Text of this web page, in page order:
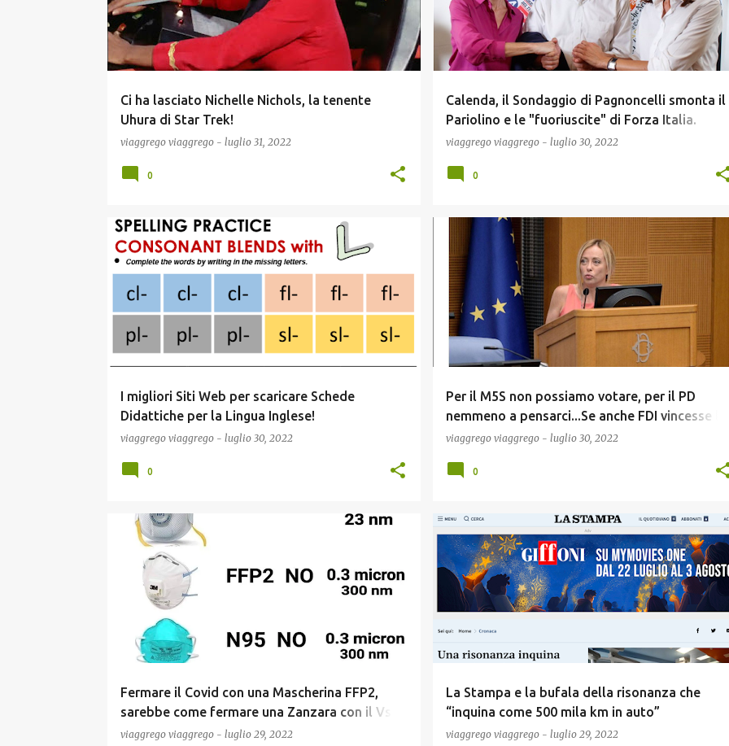
Ci ha lasciato Nichelle Nichols, la tenente
Uhura di Star Trek!
viaggrego viaggrego - luglio 31, 2022
0
Calenda, il Sondaggio di Pagnoncelli smonta il
Pariolino e le "fuoriuscite" di Forza Italia.
"Azione" il peggior partito nei Sondaggi al
viaggrego viaggrego - luglio 30, 2022
0
I migliori Siti Web per scaricare Schede
Didattiche per la Lingua Inglese!
viaggrego viaggrego - luglio 30, 2022
INFORMATICA E TECNOLOGIA NEWS
0
Per il M5S non possiamo votare, per il PD
nemmeno a pensarci...Se anche FDI vincesse le
elezioni (dice) continuerà a sostenere Kiev.
rompere?
viaggrego viaggrego - luglio 30, 2022
GUERRA UCRAINA NEWS POLITICA
0
Fermare il Covid con una Mascherina FFP2,
sarebbe come fermare una Zanzara con il Vs.
Cancello di Casa! Vi diamo Dati e Misure per
viaggrego viaggrego - luglio 29, 2022
COVID19 NEWS
La Stampa e la bufala della risonanza che
“inquina come 500 mila km in auto”
viaggrego viaggrego - luglio 29, 2022
INFORMATICA E TECNOLOGIA NEWS SCIENZA